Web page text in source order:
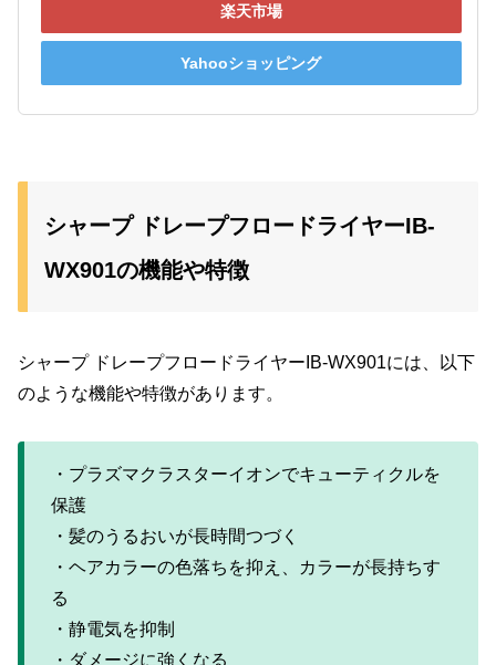
楽天市場
Yahooショッピング
シャープ ドレープフロードライヤーIB-
WX901の機能や特徴
シャープ ドレープフロードライヤーIB-WX901には、以下
のような機能や特徴があります。
・プラズマクラスターイオンでキューティクルを
保護
・髪のうるおいが長時間つづく
・ヘアカラーの色落ちを抑え、カラーが長持ちす
る
・静電気を抑制
・ダメージに強くなる